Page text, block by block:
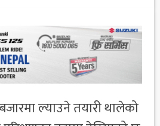
ल्याउने तयारी थालेको